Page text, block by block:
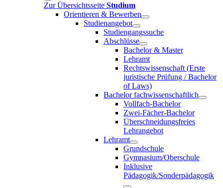
Zur Übersichtsseite Studium
Orientieren & Bewerben
Studienangebot
Studiengangssuche
Abschlüsse
Bachelor & Master
Lehramt
Rechtswissenschaft (Erste
juristische Prüfung / Bachelor
of Laws)
Bachelor fachwissenschaftlich
Vollfach-Bachelor
Zwei-Fächer-Bachelor
Überschneidungsfreies
Lehrangebot
Lehramt
Grundschule
Gymnasium/Oberschule
Inklusive
Pädagogik/Sonderpädagogik